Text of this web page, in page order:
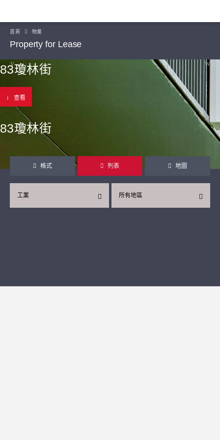
首頁 物業
Property for Lease
83瓊林街
查看
83瓊林街
格式 列表 地圖
所有地區
工業